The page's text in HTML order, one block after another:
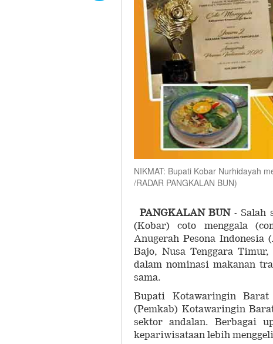
NIKMAT: Bupati Kobar Nurhidayah
/RADAR PANGKALAN BUN)
PANGKALAN BUN- Salah
(Kobar) coto menggala
Anugerah Pesona
Bajo, Nusa Tenggara
dalam nominasi makanan
sama.
Bupati Kotawaringin Barat
(Pemkab) Kotawaringin
sektor andalan. Berbagai
kepariwisataan lebih